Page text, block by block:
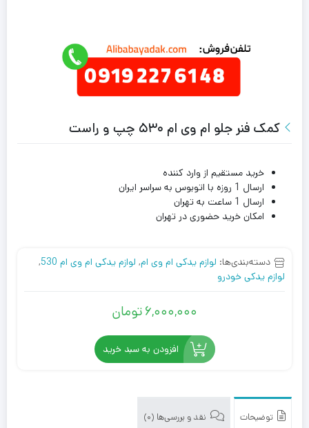
کمک فنر جلو ام وی ام ۵۳۰ چپ و راست
خرید مستقیم از وارد کننده
ارسال 1 روزه با اتوبوس به سراسر ایران
ارسال 1 ساعت به تهران
امکان خرید حضوری در تهران
دسته‌بندی‌ها: لوازم یدکی ام وی ام, لوازم یدکی ام وی ام 530
,
لوازم یدکی خودرو
6,000,000تومان
افزودن به سبد خرید
توضیحات نقد و بررسی‌ها (0)